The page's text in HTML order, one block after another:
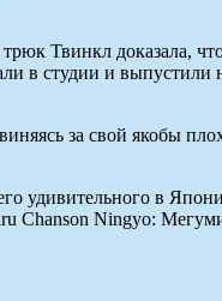
Твинкл доказала,
в студии и
за свой якобы
удивительного в
Chanson Ningyo: